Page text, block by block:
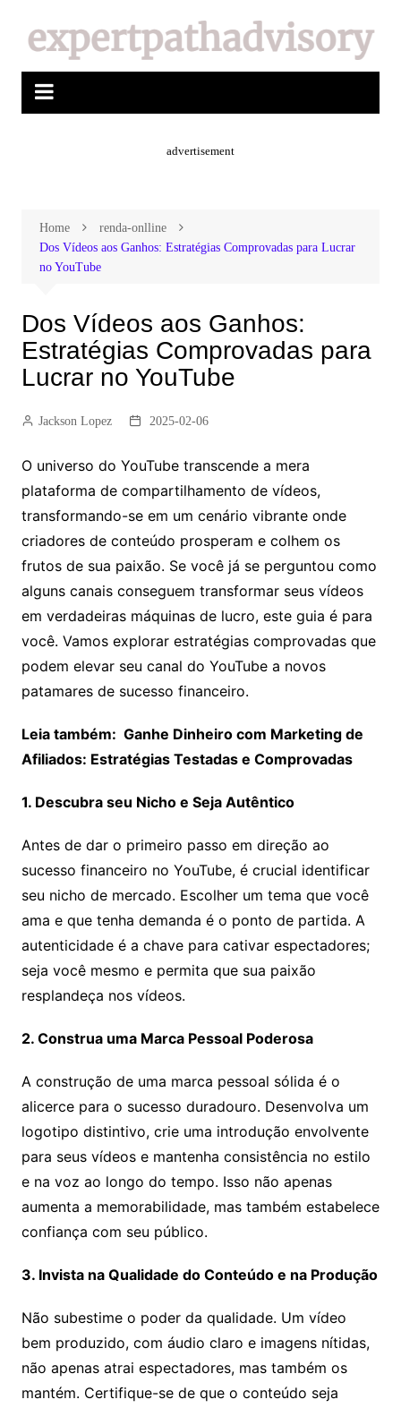
advertisement
Home
renda-onlline
Dos Vídeos aos Ganhos: Estratégias Comprovadas para Lucrar
no YouTube
Dos Vídeos aos Ganhos:
Estratégias Comprovadas para
Lucrar no YouTube
Jackson Lopez 2025-02-06
O universo do YouTube transcende a mera
plataforma de compartilhamento de vídeos,
transformando-se em um cenário vibrante onde
criadores de conteúdo prosperam e colhem os
frutos de sua paixão. Se você já se perguntou como
alguns canais conseguem transformar seus vídeos
em verdadeiras máquinas de lucro, este guia é para
você. Vamos explorar estratégias comprovadas que
podem elevar seu canal do YouTube a novos
patamares de sucesso financeiro.
Leia também: Ganhe Dinheiro com Marketing de
Afiliados: Estratégias Testadas e Comprovadas
1. Descubra seu Nicho e Seja Autêntico
Antes de dar o primeiro passo em direção ao
sucesso financeiro no YouTube, é crucial identificar
seu nicho de mercado. Escolher um tema que você
ama e que tenha demanda é o ponto de partida. A
autenticidade é a chave para cativar espectadores;
seja você mesmo e permita que sua paixão
resplandeça nos vídeos.
2. Construa uma Marca Pessoal Poderosa
A construção de uma marca pessoal sólida é o
alicerce para o sucesso duradouro. Desenvolva um
logotipo distintivo, crie uma introdução envolvente
para seus vídeos e mantenha consistência no estilo
e na voz ao longo do tempo. Isso não apenas
aumenta a memorabilidade, mas também estabelece
confiança com seu público.
3. Invista na Qualidade do Conteúdo e na Produção
Não subestime o poder da qualidade. Um vídeo
bem produzido, com áudio claro e imagens nítidas,
não apenas atrai espectadores, mas também os
mantém. Certifique-se de que o conteúdo seja